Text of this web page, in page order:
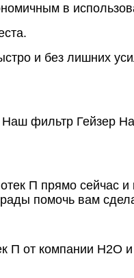
в
и без лишних
Наш фильтр Гейзер
П прямо сейчас
помочь вам
от компании Н2О и